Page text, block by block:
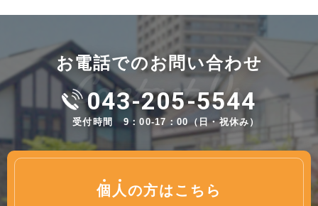
お電話でのお問い合わせ
043-205-5544
受付時間 9：00-17：00（日・祝休み）
個 人 の方はこちら